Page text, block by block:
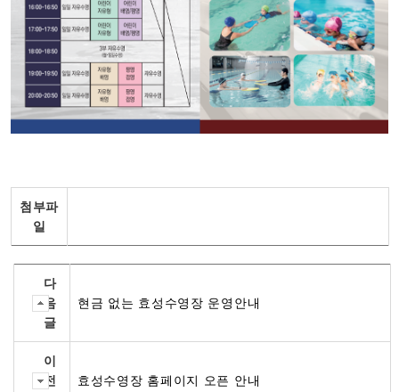
첨부파
일
다
음
글
현금 없는 효성수영장 운영안내
이
전
효성수영장 홈페이지 오픈 안내